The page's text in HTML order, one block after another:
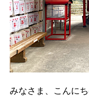
みなさま、こんに